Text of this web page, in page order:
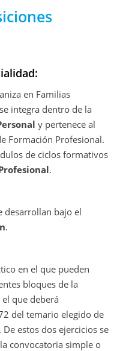
en Familias
integra dentro de la
y pertenece al
Formación Profesional.
de ciclos formativos
.
desarrollan bajo el
.
en el que pueden
bloques de la
que deberá
del temario elegido de
estos dos ejercicios se
convocatoria simple o